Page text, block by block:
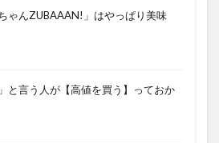
ゃんZUBAAAN!」はやっぱり美味
と言う人が【高値を買う】っておか